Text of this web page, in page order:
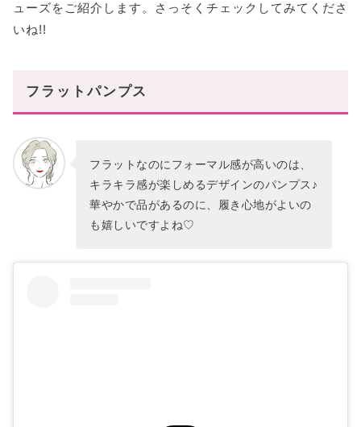
ューズをご紹介します。さっそくチェックしてみてくださ
いね!!
フラットパンプス
フラットなのにフォーマル感が高いのは、
キラキラ感が楽しめるデザインのパンプス♪
華やかで品があるのに、履き心地がよいの
も嬉しいですよね♡